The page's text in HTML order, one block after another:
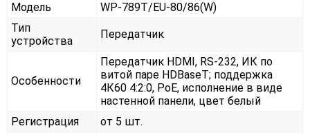
Модель
WP-789T/EU-80/86(W)
Тип
устройства
Передатчик
Особенности
Передатчик HDMI, RS-232, ИК по
витой паре HDBaseT; поддержка
4К60 4:2:0, PoE, исполнение в виде
настенной панели, цвет белый
Регистрация
от 5 шт.